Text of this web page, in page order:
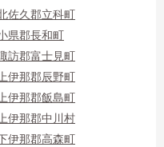
佐久郡立科町
県郡長和町
訪郡富士見町
上伊那郡辰野町
上伊那郡飯島町
上伊那郡中川村
伊那郡高森町